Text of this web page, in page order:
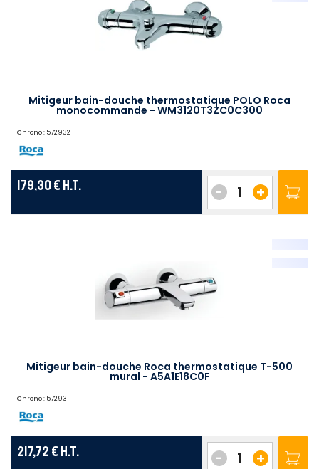
Mitigeur bain-douche thermostatique POLO Roca
monocommande - WM3120T3ZC0C300
Chrono : 572932
179,30 € H.T. +
-
Mitigeur bain-douche Roca thermostatique T-500
mural - A5A1E18C0F
Chrono : 572931
217,72 € H.T. +
-